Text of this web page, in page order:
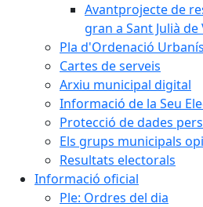
Avantprojecte de
gran a Sant Julià
Pla d'Ordenació
Cartes de serveis
Arxiu municipal digital
Informació de la Seu
Protecció de dades
Els grups municipals
Resultats electorals
Informació oficial
Ple: Ordres del dia